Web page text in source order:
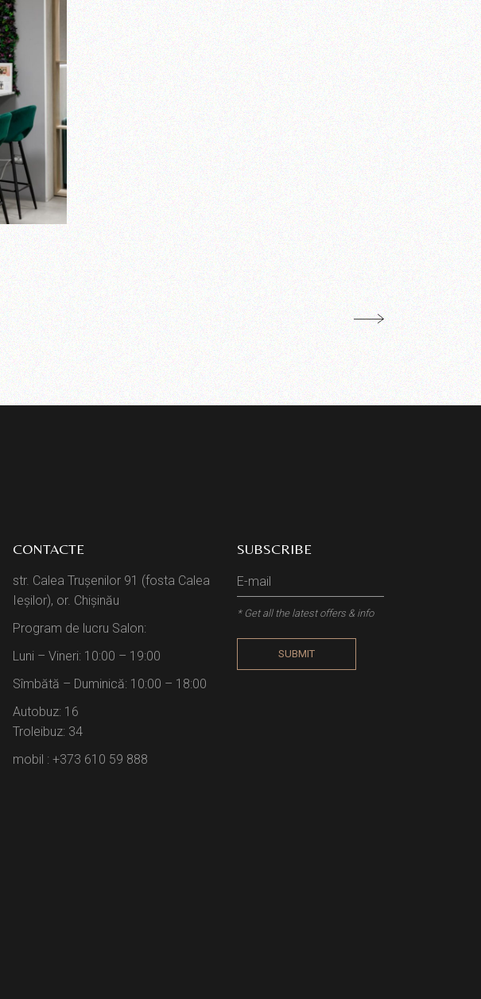
CONTACTE
str. Calea Trușenilor 91 (fosta Calea
Ieșilor), or. Chișinău
Program de lucru Salon:
Luni – Vineri: 10:00 – 19:00
Sîmbătă – Duminică: 10:00 – 18:00
Autobuz: 16
Troleibuz: 34
mobil : +373 610 59 888
SUBSCRIBE
* Get all the latest offers & info
SUBMIT